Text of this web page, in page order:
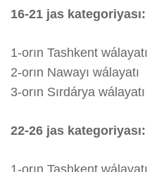
16-21 jas kategoriyası:
1-orın Tashkent wálayatı
2-orın Nawayı wálayatı
3-orın Sırdárya wálayatı
22-26 jas kategoriyası: